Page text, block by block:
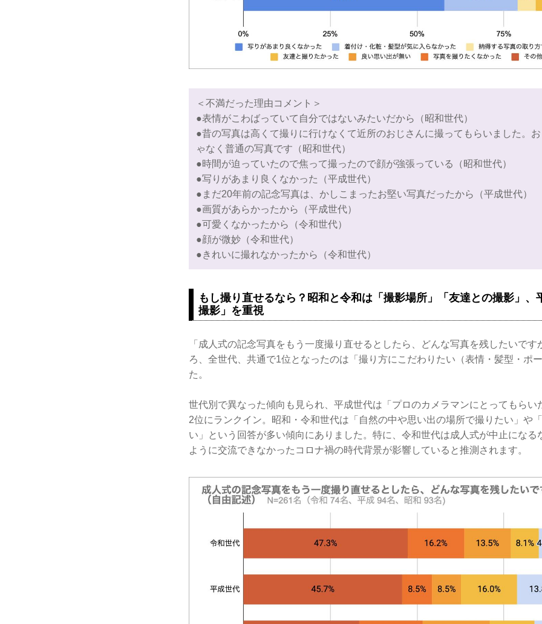
＜不満だった理由コメント＞
●表情がこわばっていて自分ではないみたいだから（昭和世代）
●昔の写真は高くて撮りに行けなくて近所のおじさんに撮ってもらいました。
ゃなく普通の写真です（昭和世代）
●時間が迫っていたので焦って撮ったので顔が強張っている（昭和世代）
●写りがあまり良くなかった（平成世代）
●まだ20年前の記念写真は、かしこまったお堅い写真だったから​​（平成世代）
●画質があらかったから（平成世代）
●可愛くなかったから（令和世代）
●顔が微妙（令和世代）
●きれいに撮れなかったから（令和世代）
もし撮り直せるなら？昭和と令和は「撮影場所」「友達との撮影」、
撮影」を重視
「成人式の記念写真をもう一度撮り直せるとしたら、どんな写真を残したいです
ろ、全世代、共通で1位となったのは「撮り方にこだわりたい（表情・髪型・ポ
た。
世代別で異なった傾向も見られ、平成世代は「プロのカメラマンにとってもらい
2位にランクイン。昭和・令和世代は「自然の中や思い出の場所で撮りたい」や
い」という回答が多い傾向にありました。特に、令和世代は成人式が中止になる
ように交流できなかったコロナ禍の時代背景が影響していると推測されます。